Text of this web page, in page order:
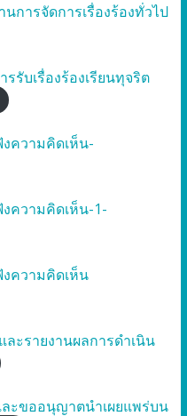
การจัดการเรื่องร้องทั่วไป
รับเรื่องร้องเรียนทุจริต
ความคิดเห็น-
ความคิดเห็น-1-
ความคิดเห็น
ะรายงานผลการดำเนิน
ะขออนุญาตนำเผยแพร่บน